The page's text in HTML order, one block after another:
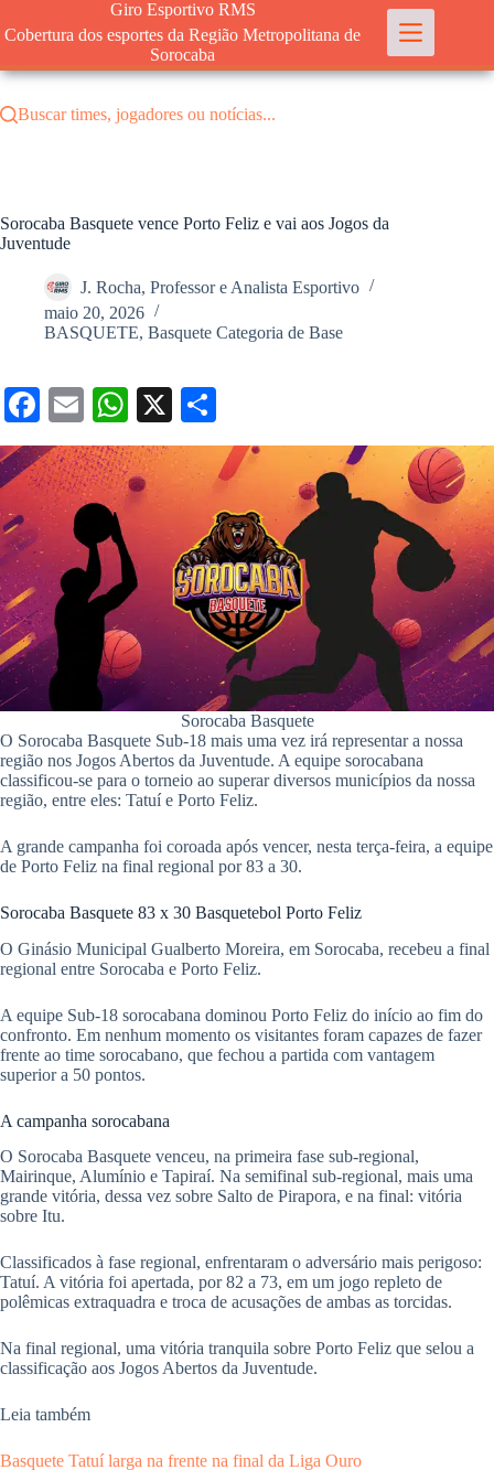
para
conteúdo
Giro Esportivo RMS
Cobertura dos esportes da Região Metropolitana de
Sorocaba
Buscar times, jogadores ou notícias...
Sorocaba Basquete vence Porto Feliz e vai aos Jogos da
Juventude
J. Rocha, Professor e Analista Esportivo
maio 20, 2026
BASQUETE, Basquete Categoria de Base
Fa
ce
bo
ok
E
m
ail
W
ha
ts
A
pp
X
ha
re
Sorocaba Basquete
O Sorocaba Basquete Sub-18 mais uma vez irá representar a nossa
região nos Jogos Abertos da Juventude. A equipe sorocabana
classificou-se para o torneio ao superar diversos municípios da nossa
região, entre eles: Tatuí e Porto Feliz.
A grande campanha foi coroada após vencer, nesta terça-feira, a equipe
de Porto Feliz na final regional por 83 a 30.
Sorocaba Basquete 83 x 30 Basquetebol Porto Feliz
O Ginásio Municipal Gualberto Moreira, em Sorocaba, recebeu a final
regional entre Sorocaba e Porto Feliz.
A equipe Sub-18 sorocabana dominou Porto Feliz do início ao fim do
confronto. Em nenhum momento os visitantes foram capazes de fazer
frente ao time sorocabano, que fechou a partida com vantagem
superior a 50 pontos.
A campanha sorocabana
O Sorocaba Basquete venceu, na primeira fase sub-regional,
Mairinque, Alumínio e Tapiraí. Na semifinal sub-regional, mais uma
grande vitória, dessa vez sobre Salto de Pirapora, e na final: vitória
sobre Itu.
Classificados à fase regional, enfrentaram o adversário mais perigoso:
Tatuí. A vitória foi apertada, por 82 a 73, em um jogo repleto de
polêmicas extraquadra e troca de acusações de ambas as torcidas.
Na final regional, uma vitória tranquila sobre Porto Feliz que selou a
classificação aos Jogos Abertos da Juventude.
Leia também
Basquete Tatuí larga na frente na final da Liga Ouro